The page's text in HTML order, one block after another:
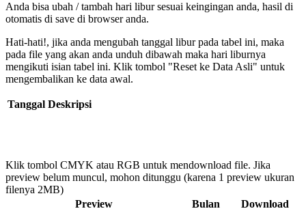
Anda bisa ubah / tambah hari libur sesuai keingingan anda, hasil di
otomatis di save di browser anda.
Hati-hati!, jika anda mengubah tanggal libur pada tabel ini, maka
pada file yang akan anda unduh dibawah maka hari liburnya
mengikuti isian tabel ini. Klik tombol "Reset ke Data Asli" untuk
mengembalikan ke data awal.
Tanggal Deskripsi
Klik tombol CMYK atau RGB untuk mendownload file. Jika
preview belum muncul, mohon ditunggu (karena 1 preview ukuran
filenya 2MB)
Preview
Bulan Download